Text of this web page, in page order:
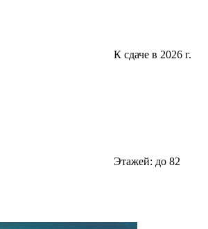
К сдаче в 2026 г.
Этажей: до 82